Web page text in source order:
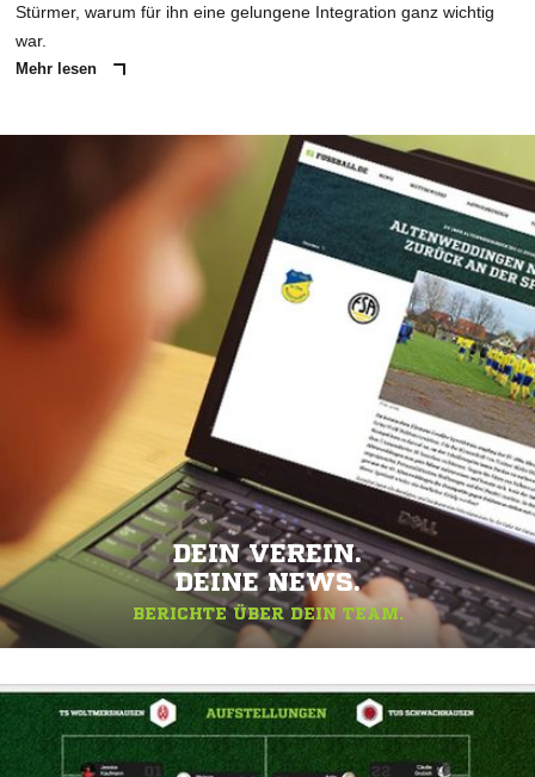
Stürmer, warum für ihn eine gelungene Integration ganz wichtig
war.
Mehr lesen
DEIN VEREIN.
DEINE NEWS.
BERICHTE ÜBER DEIN TEAM.